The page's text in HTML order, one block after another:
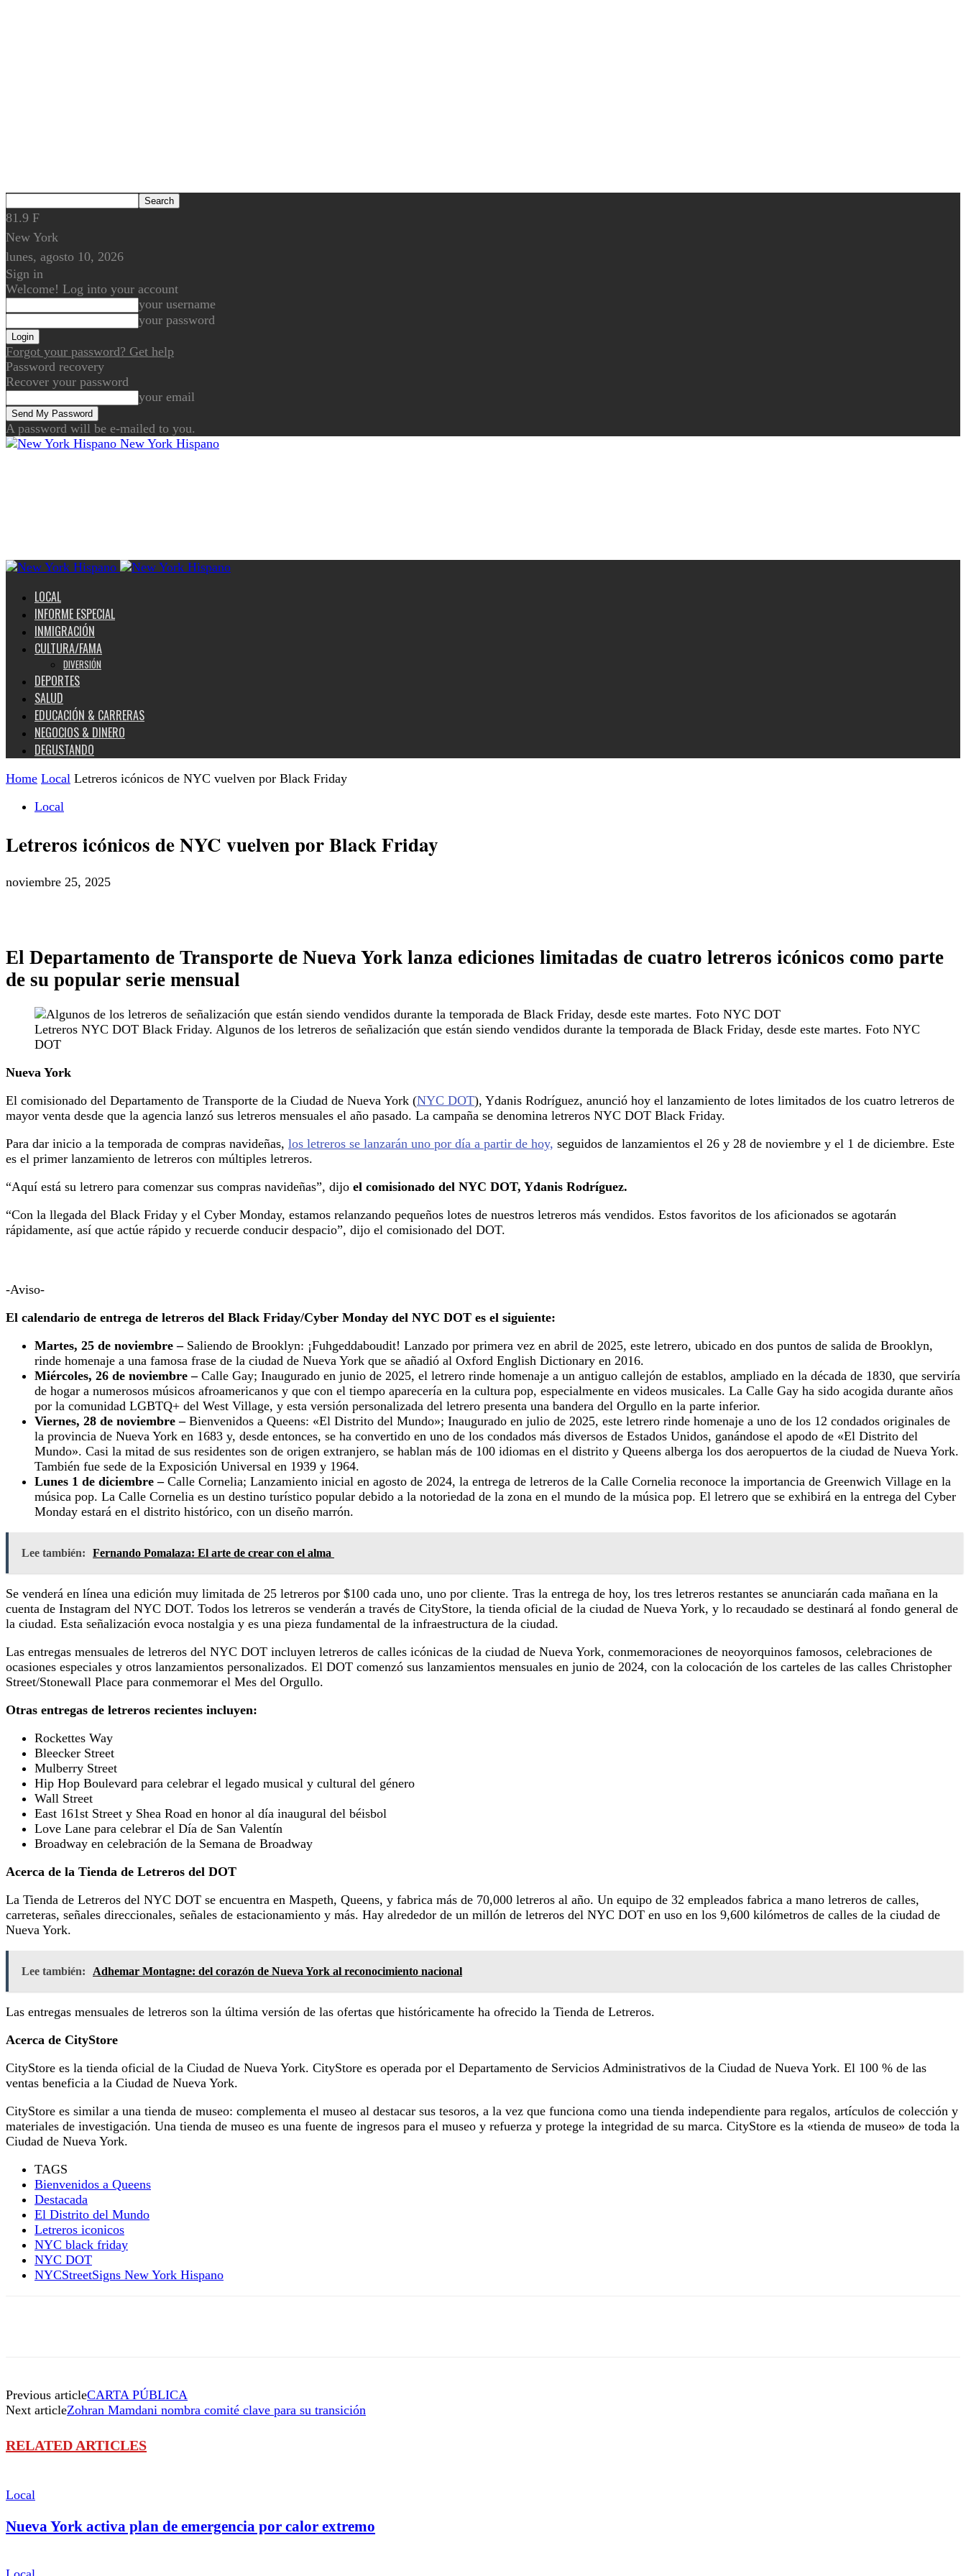
81.9 F
New York
lunes, agosto 10, 2026
Sign in
Welcome! Log into your account
your username
your password
Forgot your password? Get help
Password recovery
Recover your password
your email
A password will be e-mailed to you.
New York Hispano
LOCAL
INFORME ESPECIAL
INMIGRACIÓN
CULTURA/FAMA
DIVERSIÓN
DEPORTES
SALUD
EDUCACIÓN & CARRERAS
NEGOCIOS & DINERO
DEGUSTANDO
Home Local Letreros icónicos de NYC vuelven por Black Friday
Local
Letreros icónicos de NYC vuelven por Black Friday
noviembre 25, 2025
El Departamento de Transporte de Nueva York lanza ediciones limitadas de cuatro letreros icónicos como parte
de su popular serie mensual
Letreros NYC DOT Black Friday. Algunos de los letreros de señalización que están siendo vendidos durante la temporada de Black Friday, desde este martes. Foto NYC
DOT
Nueva York
El comisionado del Departamento de Transporte de la Ciudad de Nueva York (NYC DOT), Ydanis Rodríguez, anunció hoy el lanzamiento de lotes limitados de los cuatro letreros de
mayor venta desde que la agencia lanzó sus letreros mensuales el año pasado. La campaña se denomina letreros NYC DOT Black Friday.
Para dar inicio a la temporada de compras navideñas, los letreros se lanzarán uno por día a partir de hoy, seguidos de lanzamientos el 26 y 28 de noviembre y el 1 de diciembre. Este
es el primer lanzamiento de letreros con múltiples letreros.
“Aquí está su letrero para comenzar sus compras navideñas”, dijo el comisionado del NYC DOT, Ydanis Rodríguez.
“Con la llegada del Black Friday y el Cyber ​​Monday, estamos relanzando pequeños lotes de nuestros letreros más vendidos. Estos favoritos de los aficionados se agotarán
rápidamente, así que actúe rápido y recuerde conducir despacio”, dijo el comisionado del DOT.
-Aviso-
El calendario de entrega de letreros del Black Friday/Cyber Monday del NYC DOT es el siguiente:
Martes, 25 de noviembre –Saliendo de Brooklyn: ¡Fuhgeddaboudit! Lanzado por primera vez en abril de 2025, este letrero, ubicado en dos puntos de salida de Brooklyn,
rinde homenaje a una famosa frase de la ciudad de Nueva York que se añadió al Oxford English Dictionary en 2016.
Miércoles, 26 de noviembre –Calle Gay; Inaugurado en junio de 2025, el letrero rinde homenaje a un antiguo callejón de establos, ampliado en la década de 1830, que serviría
de hogar a numerosos músicos afroamericanos y que con el tiempo aparecería en la cultura pop, especialmente en videos musicales. La Calle Gay ha sido acogida durante años
por la comunidad LGBTQ+ del West Village, y esta versión personalizada del letrero presenta una bandera del Orgullo en la parte inferior.
Viernes, 28 de noviembre –Bienvenidos a Queens: «El Distrito del Mundo»; Inaugurado en julio de 2025, este letrero rinde homenaje a uno de los 12 condados originales de
la provincia de Nueva York en 1683 y, desde entonces, se ha convertido en uno de los condados más diversos de Estados Unidos, ganándose el apodo de «El Distrito del
Mundo». Casi la mitad de sus residentes son de origen extranjero, se hablan más de 100 idiomas en el distrito y Queens alberga los dos aeropuertos de la ciudad de Nueva York.
También fue sede de la Exposición Universal en 1939 y 1964.
Lunes 1 de diciembre –Calle Cornelia; Lanzamiento inicial en agosto de 2024, la entrega de letreros de la Calle Cornelia reconoce la importancia de Greenwich Village en la
música pop. La Calle Cornelia es un destino turístico popular debido a la notoriedad de la zona en el mundo de la música pop. El letrero que se exhibirá en la entrega del Cyber ​​
Monday estará en el distrito histórico, con un diseño marrón.
Lee también: Fernando Pomalaza: El arte de crear con el alma
Se venderá en línea una edición muy limitada de 25 letreros por $100 cada uno, uno por cliente. Tras la entrega de hoy, los tres letreros restantes se anunciarán cada mañana en la
cuenta de Instagram del NYC DOT. Todos los letreros se venderán a través de CityStore, la tienda oficial de la ciudad de Nueva York, y lo recaudado se destinará al fondo general de
la ciudad. Esta señalización evoca nostalgia y es una pieza fundamental de la infraestructura de la ciudad.
Las entregas mensuales de letreros del NYC DOT incluyen letreros de calles icónicas de la ciudad de Nueva York, conmemoraciones de neoyorquinos famosos, celebraciones de
ocasiones especiales y otros lanzamientos personalizados. El DOT comenzó sus lanzamientos mensuales en junio de 2024, con la colocación de los carteles de las calles Christopher
Street/Stonewall Place para conmemorar el Mes del Orgullo.
Otras entregas de letreros recientes incluyen:
Rockettes Way
Bleecker Street
Mulberry Street
Hip Hop Boulevard para celebrar el legado musical y cultural del género
Wall Street
East 161st Street y Shea Road en honor al día inaugural del béisbol
Love Lane para celebrar el Día de San Valentín
Broadway en celebración de la Semana de Broadway
Acerca de la Tienda de Letreros del DOT
La Tienda de Letreros del NYC DOT se encuentra en Maspeth, Queens, y fabrica más de 70,000 letreros al año. Un equipo de 32 empleados fabrica a mano letreros de calles,
carreteras, señales direccionales, señales de estacionamiento y más. Hay alrededor de un millón de letreros del NYC DOT en uso en los 9,600 kilómetros de calles de la ciudad de
Nueva York.
Lee también: Adhemar Montagne: del corazón de Nueva York al reconocimiento nacional
Las entregas mensuales de letreros son la última versión de las ofertas que históricamente ha ofrecido la Tienda de Letreros.
Acerca de CityStore
CityStore es la tienda oficial de la Ciudad de Nueva York. CityStore es operada por el Departamento de Servicios Administrativos de la Ciudad de Nueva York. El 100 % de las
ventas beneficia a la Ciudad de Nueva York.
CityStore es similar a una tienda de museo: complementa el museo al destacar sus tesoros, a la vez que funciona como una tienda independiente para regalos, artículos de colección y
materiales de investigación. Una tienda de museo es una fuente de ingresos para el museo y refuerza y ​​protege la integridad de su marca. CityStore es la «tienda de museo» de toda la
Ciudad de Nueva York.
TAGS
Bienvenidos a Queens
Destacada
El Distrito del Mundo
Letreros iconicos
NYC black friday
NYC DOT
NYCStreetSigns New York Hispano
Previous articleCARTA PÚBLICA
Next articleZohran Mamdani nombra comité clave para su transición
RELATED ARTICLES
Local
Nueva York activa plan de emergencia por calor extremo